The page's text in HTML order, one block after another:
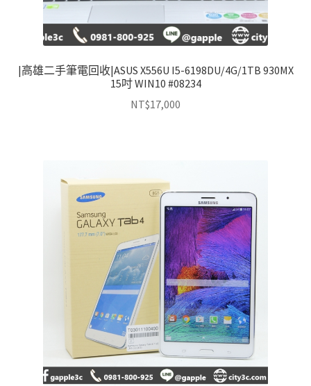
|高雄二手筆電回收|ASUS X556U I5-6198DU/4G/1TB 930MX
15吋 WIN10 #08234
NT$17,000